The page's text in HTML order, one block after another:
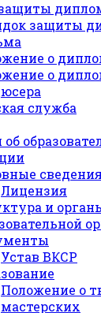
защиты
о
о
служба
сведения
Лицензия
и
Устав ВКСР
Положение о
мастерских